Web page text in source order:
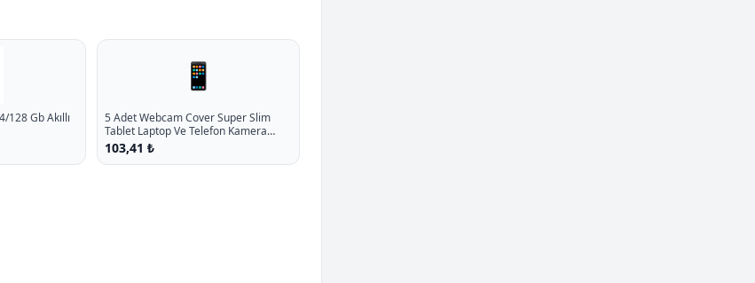
128 Gb Akıllı
📱
5 Adet Webcam Cover Super Slim
Tablet Laptop Ve Telefon Kamera
Kapatici Koruyucu P - %10 İndirim
103,41 ₺